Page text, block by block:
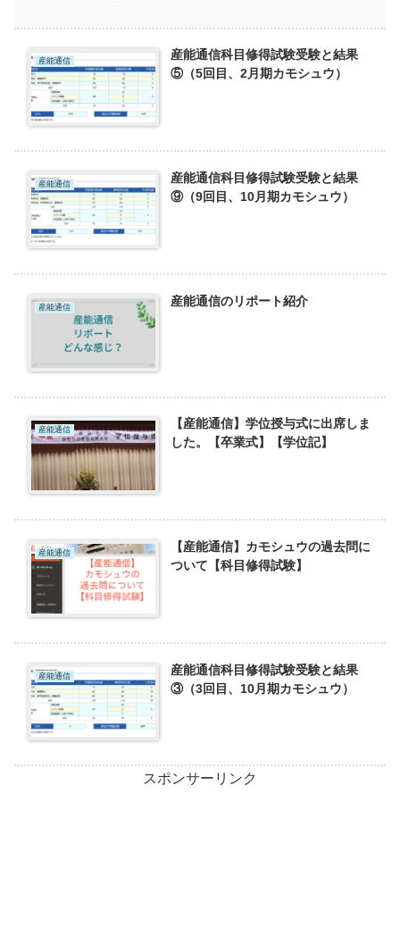
産能通信
産能通信科目修得試験受験と結果
⑤（5回目、2月期カモシュウ）
産能通信
産能通信科目修得試験受験と結果
⑨（9回目、10月期カモシュウ）
産能通信 産能通信のリポート紹介
産能通信
【産能通信】学位授与式に出席しま
した。【卒業式】【学位記】
産能通信
【産能通信】カモシュウの過去問に
ついて【科目修得試験】
産能通信
産能通信科目修得試験受験と結果
③（3回目、10月期カモシュウ）
スポンサーリンク